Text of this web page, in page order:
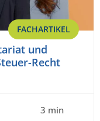
FACHARTIKEL
und
Recht
3 min